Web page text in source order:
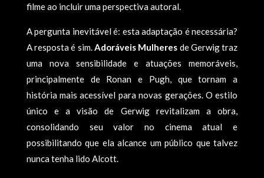
filme ao incluir uma perspectiva autoral.
A pergunta inevitável é: esta adaptação é necessária?
A resposta é sim.Adoráveis Mulheres de Gerwig traz
uma nova sensibilidade e atuações memoráveis,
principalmente de Ronan e Pugh, que tornam a
história mais acessível para novas gerações. O estilo
único e a visão de Gerwig revitalizam a obra,
consolidando seu valor no cinema atual e
possibilitando que ela alcance um público que talvez
nunca tenha lido Alcott.